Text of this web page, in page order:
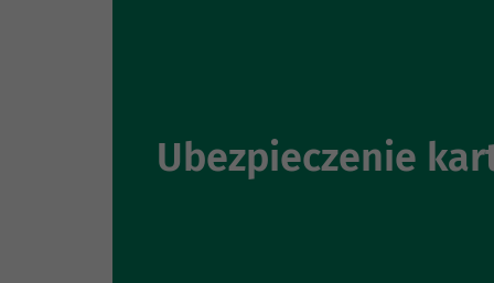
Ubezpieczenie